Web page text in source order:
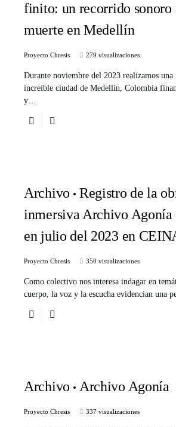
finito: un recorrido sonoro
muerte en Medellín
Proyecto Chresis 279 visualizaciones
Durante noviembre del 2023 realizamos una
increíble ciudad de Medellín, Colombia
y…
Archivo
Registro de la
inmersiva Archivo Agonía
en julio del 2023 en
Proyecto Chresis 350 visualizaciones
Como colectivo nos interesa indagar en
cuerpo, la voz y la escucha evidencian una
Archivo Archivo Agonía
Proyecto Chresis 337 visualizaciones